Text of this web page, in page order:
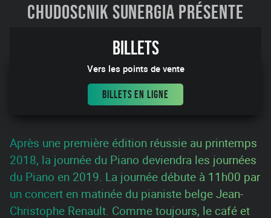
Chudoscnik Sunergia présente
05:54
Billets
Vers les points de vente
BILLETS EN LIGNE
Après une première édition réussie au printemps
2018, la journée du Piano deviendra les journées
du Piano en 2019. La journée débute à 11h00 par
un concert en matinée du pianiste belge Jean-
Christophe Renault. Comme toujours, le café et